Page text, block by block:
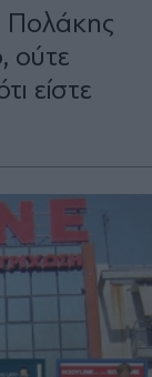
Πολάκης
ούτε
είστε